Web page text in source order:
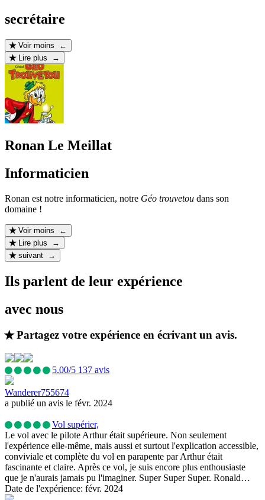
secrétaire
Voir moins ←
Lire plus →
Ronan Le Meillat
Informaticien
Ronan est notre informaticien, notre Géo trouvetou dans son
domaine !
Voir moins ←
Lire plus →
suivant →
Ils parlent de leur expérience
avec nous
Partagez votre expérience en écrivant un avis.
5.00/5 137 avis
Wanderer755674
a publié un avis le févr. 2024
Vol supérier,
Le vol avec le pilote Arthur était supérieure. Non seulement
l'expérience elle-même, mais aussi et surtout l'explication accessible,
conviviale et complète du vol en parapente par Arthur était
fascinante et claire. Après ce vol, je suis encore plus enthousiaste
que je n'aurais jamais pu l'imaginer. Super Super Super. Ronald…
Date de l'expérience: févr. 2024